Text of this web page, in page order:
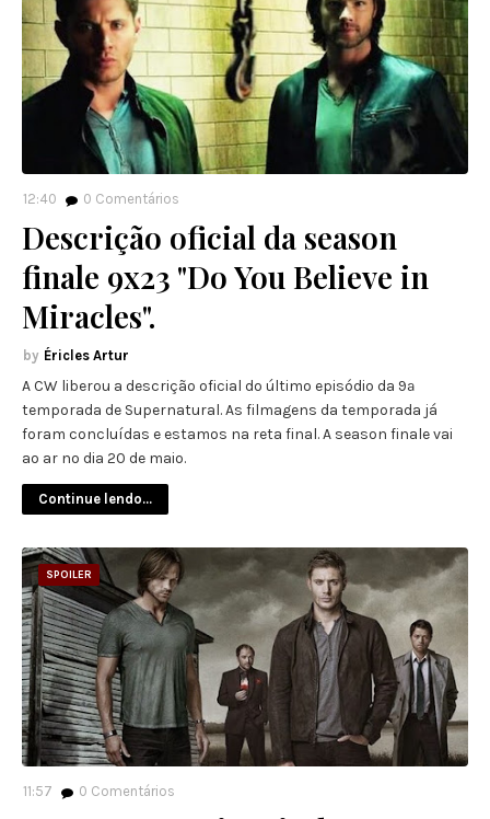
12:40 0 Comentários
Descrição oficial da season
finale 9x23 "Do You Believe in
Miracles".
Éricles Artur
A CW liberou a descrição oficial do último episódio da 9ª
temporada de Supernatural. As filmagens da temporada já
foram concluídas e estamos na reta final. A season finale vai
ao ar no dia 20 de maio.
Continue lendo...
SPOILER
11:57 0 Comentários